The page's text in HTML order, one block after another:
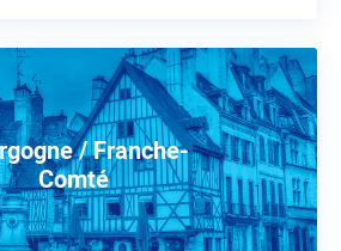
/ Franche-
Comté